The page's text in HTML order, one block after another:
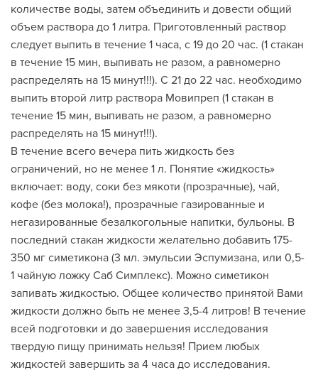
количестве воды, затем объединить и довести общий
объем раствора до 1 литра. Приготовленный раствор
следует выпить в течение 1 часа, с 19 до 20 час. (1 стакан
в течение 15 мин, выпивать не разом, а равномерно
распределять на 15 минут!!!). С 21 до 22 час. необходимо
выпить второй литр раствора Мовипреп (1 стакан в
течение 15 мин, выпивать не разом, а равномерно
распределять на 15 минут!!!).
В течение всего вечера пить жидкость без
ограничений, но не менее 1 л. Понятие «жидкость»
включает: воду, соки без мякоти (прозрачные), чай,
кофе (без молока!), прозрачные газированные и
негазированные безалкогольные напитки, бульоны. В
последний стакан жидкости желательно добавить 175-
350 мг симетикона (3 мл. эмульсии Эспумизана, или 0,5-
1 чайную ложку Саб Симплекс). Можно симетикон
запивать жидкостью. Общее количество принятой Вами
жидкости должно быть не менее 3,5-4 литров! В течение
всей подготовки и до завершения исследования
твердую пищу принимать нельзя! Прием любых
жидкостей завершить за 4 часа до исследования.